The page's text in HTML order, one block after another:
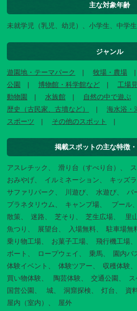
主な対象年齢
未就学児（乳児、幼児）、小学生、中学
ジャンル
遊園地・テーマパーク 牧場・農場
公園
博物館・科学館など
工場
動物園
水族館 自然の中で遊ぶ
歴史（古民家、古墳など）
海水浴・
スポーツ
その他のスポット
掲載スポットの主な特徴
アスレチック 滑り台（すべり台）
おみやげ
イルミネーション キッズ
サファリパーク
川遊び 水遊び
バ
プラネタリウム
キャンプ場 プール
散策
迷路 芝そり 芝生広場 里
魚つり
展望台 入場無料 駐車場無
乗り物工場
お菓子工場 飛行機工場
ボート
ロープウェイ 乗馬 園内バ
体験イベント
体験ツアー 収穫体験
買い物体験
陶芸体験 交通公園
国営公園
城 洞窟探検 灯台 資
屋内（室内）
屋外